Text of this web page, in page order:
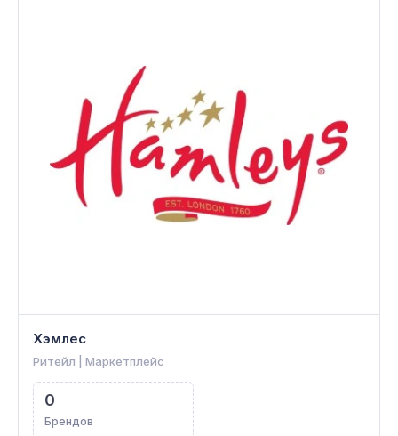
Хэмлес
Ритейл | Маркетплейс
0
Брендов